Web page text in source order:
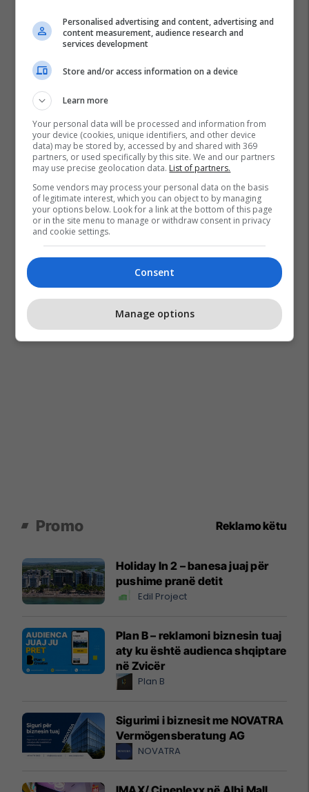
Komiteti Paralimpik I Kosovës
Promo Reklamo këtu
Holiday In 2 – banesa juaj për
pushime pranë detit
Edil Project
Plan B – reklamoni biznesin tuaj
aty ku është audienca shqiptare
në Zvicër
Plan B
Sigurimi i biznesit me NOVATRA
Vermögensberatung AG
NOVATRA
Personalised advertising and content, advertising and
content measurement, audience research and
services development
Store and/or access information on a device
Learn more
Your personal data will be processed and information from
your device (cookies, unique identifiers, and other device
data) may be stored by, accessed by and shared with 369
partners, or used specifically by this site. We and our partners
may use precise geolocation data. List of partners.
Some vendors may process your personal data on the basis
of legitimate interest, which you can object to by managing
your options below. Look for a link at the bottom of this page
or in the site menu to manage or withdraw consent in privacy
and cookie settings.
Consent
Manage options